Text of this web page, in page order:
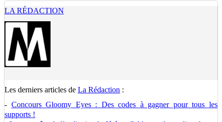
LA RÉDACTION
Les derniers articles de La Rédaction :
- Concours Gloomy Eyes : Des codes à gagner pour tous les
supports !